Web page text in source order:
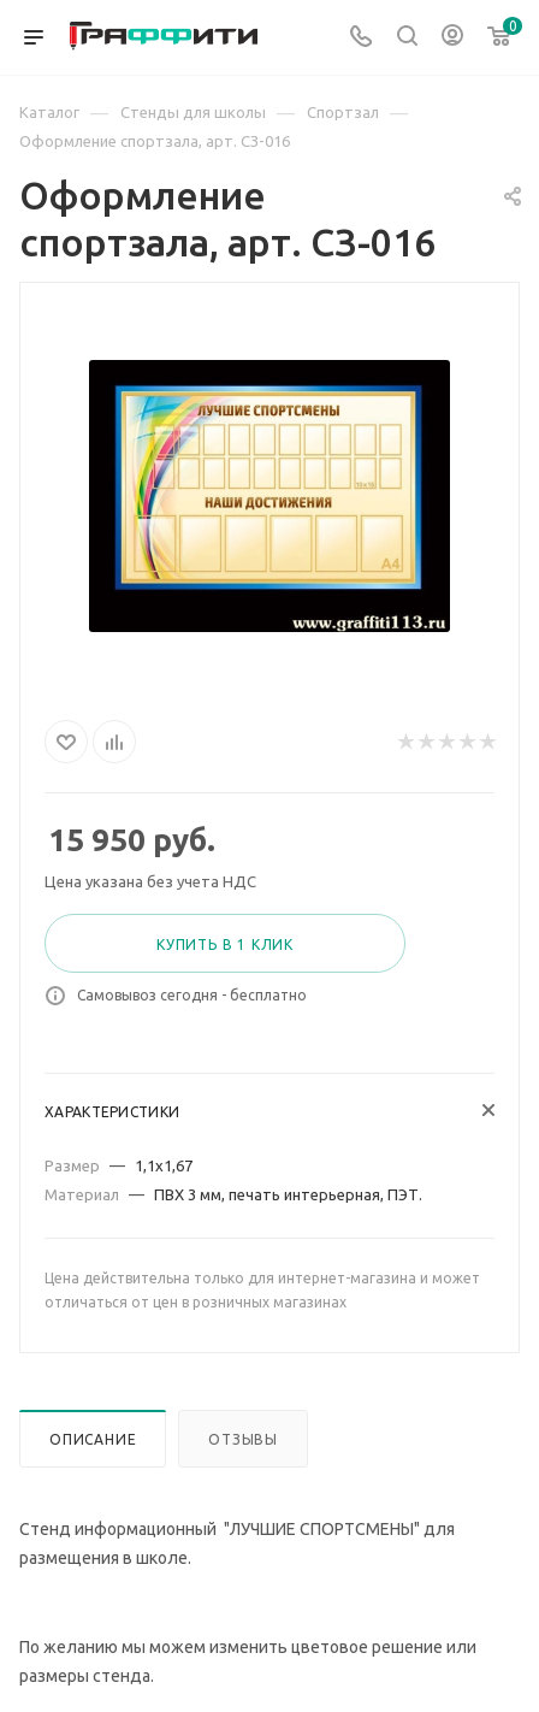
0
Каталог — Стенды для школы — Спортзал —
Оформление спортзала, арт. СЗ-016
Оформление
спортзала, арт. СЗ-016
15 950 руб.
Цена указана без учета НДС
КУПИТЬ В 1 КЛИК
Самовывоз сегодня - бесплатно
ХАРАКТЕРИСТИКИ
Размер —
1,1х1,67
Материал
— ПВХ 3 мм, печать интерьерная, ПЭТ.
Цена действительна только для интернет-магазина и может
отличаться от цен в розничных магазинах
ОПИСАНИЕ ОТЗЫВЫ
Стенд информационный "ЛУЧШИЕ СПОРТСМЕНЫ" для
размещения в школе.
По желанию мы можем изменить цветовое решение или
размеры стенда.